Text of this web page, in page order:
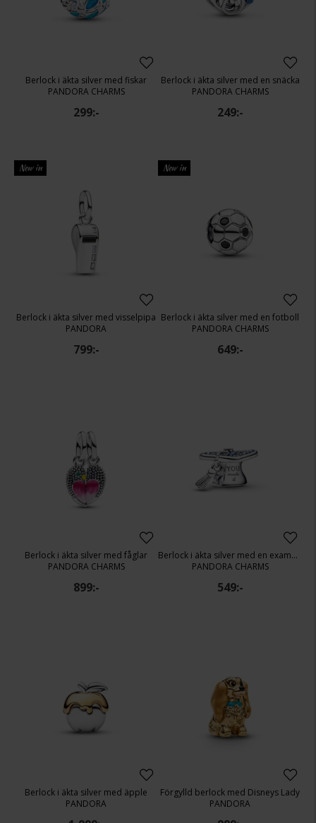
Berlock i äkta silver med fiskar
PANDORA CHARMS
299:-
Berlock i äkta silver med en snäcka
PANDORA CHARMS
249:-
New in
Berlock i äkta silver med visselpipa
PANDORA
799:-
New in
Berlock i äkta silver med en fotboll
PANDORA CHARMS
649:-
Berlock i äkta silver med fåglar
PANDORA CHARMS
899:-
Berlock i äkta silver med en examenshatt
PANDORA CHARMS
549:-
Berlock i äkta silver med äpple
PANDORA
Förgylld berlock med Disneys Lady
PANDORA